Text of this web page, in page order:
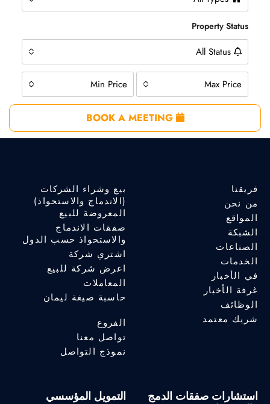
Property Status
All Status
Min Price Max Price
BOOK A MEETING
فريقنا
من نحن
المواقع
الشبكة
الصناعات
الخدمات
في الأخبار
غرفة الأخبار
الوظائف
شريك معتمد
بيع وشراء الشركات
(الاندماج والاستحواذ)
المعروضة للبيع
صفقات الاندماج
والاستحواذ حسب الدول
اشتري شركة
اعرض شركة للبيع
المعاملات
حاسبة صيغة ليمان
الفروع
تواصل معنا
نموذج التواصل
استشارات صفقات الدمج
التمويل المؤسسي